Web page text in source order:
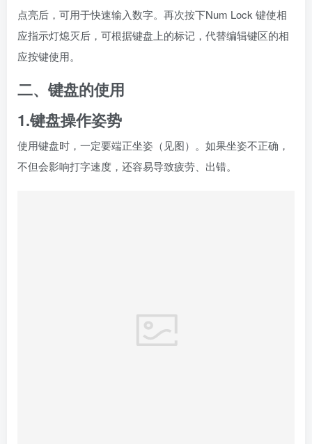
熟练掌握正确的指法，可以大大提高文字的录入速度。打字